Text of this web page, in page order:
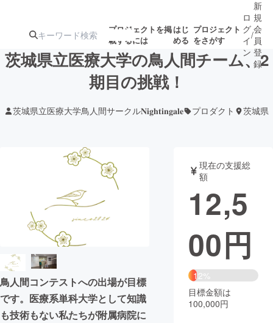
プロジェクトを掲
載するには
はじ
める
プロジェクト
をさがす
人気のプロ
ジェクト
注目のリ
ターン
ジェクト
募集終了が近いプ
ロジェクト
もうすぐ公開
されます
アート・写真 音楽
テクノロジー・ガジェット ゲーム・
映像・映画 書籍・雑誌
チャレンジ
まちづくり・地域活性化
ロ
グ
イ
ン
/
新
規
会
員
登
録
茨城県立医療大学の鳥人間チーム、2
期目の挑戦！
茨城県立医療大学鳥人間サークル𝐍𝐢𝐠𝐡𝐭𝐢𝐧𝐠𝐚𝐥𝐞 プロダクト 茨城県
鳥人間コンテストへの出場が目標
です。医療系単科大学として知識
も技術もない私たちが附属病院に
現在の支援総
額
12,5
00円
12%
目標金額は
100,000円